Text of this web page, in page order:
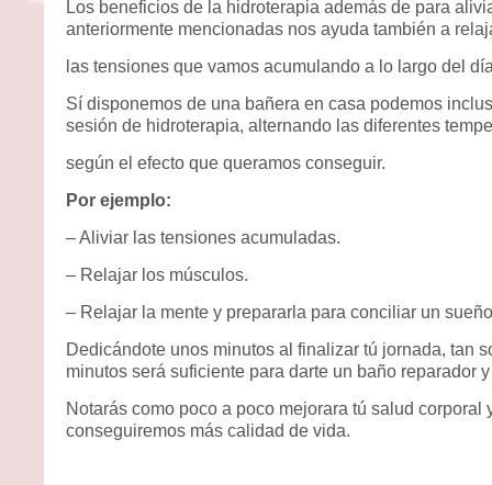
Los beneficios de la hidroterapia además de para
anteriormente mencionadas nos ayuda también a
las tensiones que vamos acumulando a lo largo del
Sí disponemos de una bañera en casa podemos
sesión de hidroterapia, alternando las diferentes
según el efecto que queramos conseguir.
Por ejemplo:
– Aliviar las tensiones acumuladas.
– Relajar los músculos.
– Relajar la mente y prepararla para conciliar un
Dedicándote unos minutos al finalizar tú jornada, tan
minutos será suficiente para darte un baño reparador
Notarás como poco a poco mejorara tú salud corporal
conseguiremos más calidad de vida.